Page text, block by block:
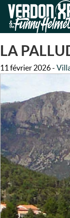
Skip
navigation
Skip
content
LA
11 février 2026-